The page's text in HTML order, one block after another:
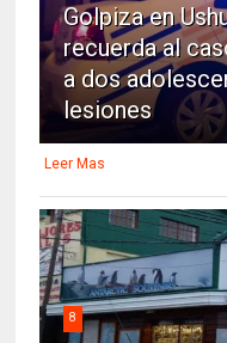
Golpiza en
recuerda al
a dos
lesiones
Leer Mas
8